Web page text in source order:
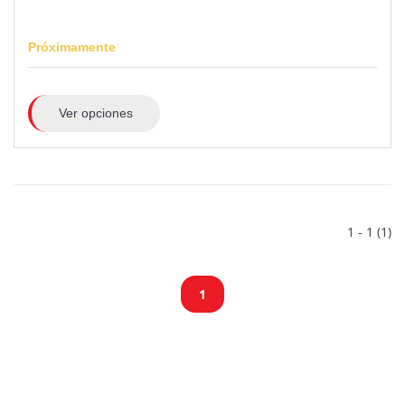
Próximamente
Ver opciones
1 - 1 (1)
1